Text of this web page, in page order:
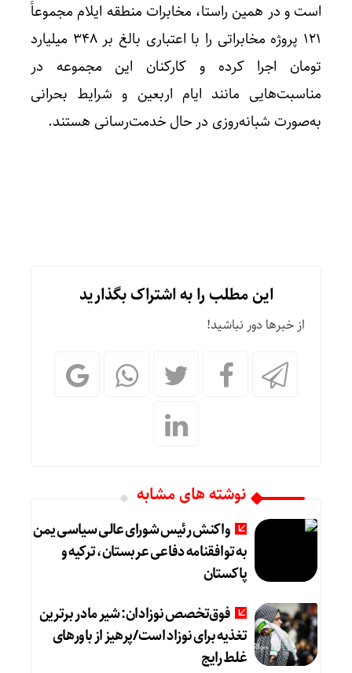
است و در همین راستا، مخابرات منطقه ایلام مجموعاً
۱۲۱ پروژه مخابراتی را با اعتباری بالغ بر ۳۴۸ میلیارد
تومان اجرا کرده و کارکنان این مجموعه در
مناسبت‌هایی مانند ایام اربعین و شرایط بحرانی
به‌صورت شبانه‌روزی در حال خدمت‌رسانی هستند.
این مطلب را به اشتراک بگذارید
از خبرها دور نباشید!
نوشته های مشابه
واکنش رئیس شورای عالی سیاسی یمن
به توافقنامه دفاعی عربستان، ترکیه و
پاکستان
فوق‌تخصص نوزادان: شیر مادر برترین
تغذیه برای نوزاد است/پرهیز از باورهای
غلط رایج